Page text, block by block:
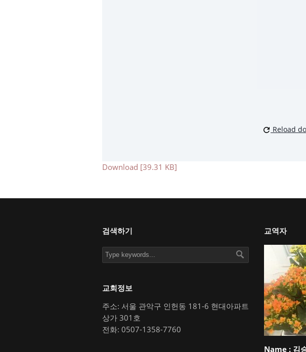
Reload
Download [39.31 KB]
검색하기
교회정보
주소: 서울 관악구 인헌동 181-6 현대아파트
상가 301호
전화: 0507-1358-7760
교역자
Name :김